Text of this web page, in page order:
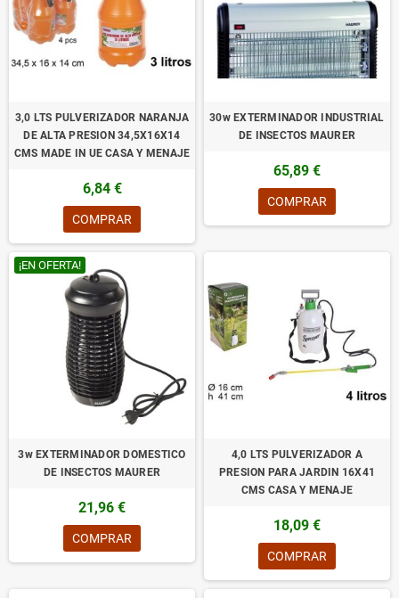
3,0 LTS PULVERIZADOR NARANJA
DE ALTA PRESION 34,5X16X14
CMS MADE IN UE CASA Y MENAJE
6,84 €
COMPRAR
30w EXTERMINADOR INDUSTRIAL
DE INSECTOS MAURER
65,89 €
COMPRAR
¡EN OFERTA!
3w EXTERMINADOR DOMESTICO
DE INSECTOS MAURER
21,96 €
COMPRAR
4,0 LTS PULVERIZADOR A
PRESION PARA JARDIN 16X41
CMS CASA Y MENAJE
18,09 €
COMPRAR